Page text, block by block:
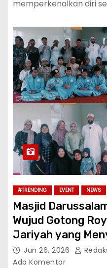
memperkenalkan diri
#TRENDING EVENT NEWS
Masjid
Wujud Gotong
Jariyah yang
Jun 26, 2026
Ada Komentar